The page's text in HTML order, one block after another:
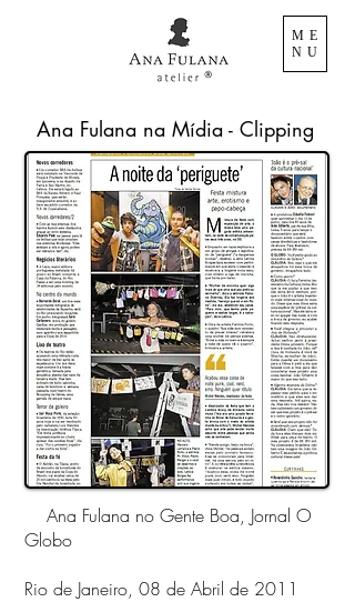
ME
NU
Ana Fulana na Mídia - Clipping
Ana Fulana no Gente Boa, Jornal O
Globo​
Rio de Janeiro, 08 de Abril de 2011